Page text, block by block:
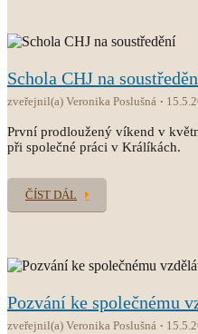
Schola CHJ na
zveřejnil(a) Veronika Poslušná
První prodloužený víkend v
při společné práci v Králíkách.
ČÍST DÁL
Pozvání ke společnému
zveřejnil(a) Veronika Poslušná